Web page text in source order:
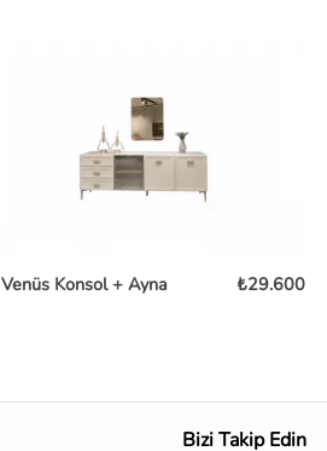
Venüs Konsol + Ayna ₺29.600
Bizi Takip Edin